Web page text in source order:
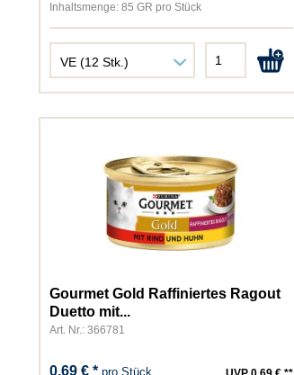
Inhaltsmenge:85 GR pro Stück
Gourmet Gold Raffiniertes Ragout
Duetto mit...
Art. Nr.: 366781
0,69 € * pro Stück